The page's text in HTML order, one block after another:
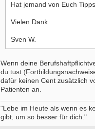
Hat jemand von Euch
Vielen Dank...
Sven W.
Wenn deine
du tust
dafür keinen Cent zusätzlich
Patienten an.
"Lebe im Heute als wenn es
gibt, um so besser für dich."
Kindertherapie
50931 - Köln
Ergotherapeut
Altersmedizin
50931 - Köln